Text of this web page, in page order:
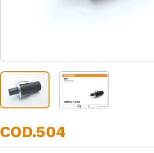
COD.504